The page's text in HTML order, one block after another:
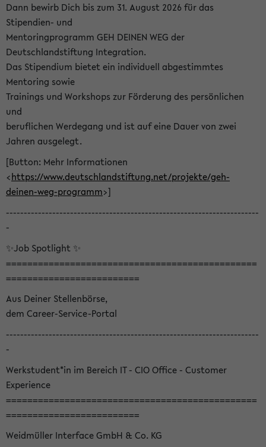
Dann bewirb Dich bis zum 31. August 2026 für das
Stipendien- und
Mentoringprogramm GEH DEINEN WEG der
Deutschlandstiftung Integration.
Das Stipendium bietet ein individuell abgestimmtes
Mentoring sowie
Trainings und Workshops zur Förderung des persönlichen
und
beruflichen Werdegang und ist auf eine Dauer von zwei
Jahren ausgelegt.
[Button: Mehr Informationen
<https://www.deutschlandstiftung.net/projekte/geh-
deinen-weg-programm>]
-----------------------------------------------------------------------
-
✨Job Spotlight ✨
===============================================
=========================
Aus Deiner Stellenbörse,
dem Career-Service-Portal
-----------------------------------------------------------------------
-
Werkstudent*in im Bereich IT - CIO Office - Customer
Experience
===============================================
=========================
Weidmüller Interface GmbH & Co. KG